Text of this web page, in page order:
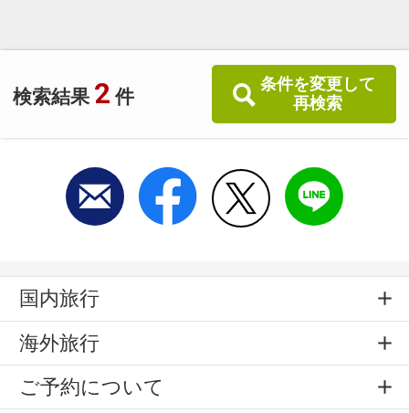
検索結果 2 件
条件を変更して
再検索
国内旅行
海外旅行
ご予約について